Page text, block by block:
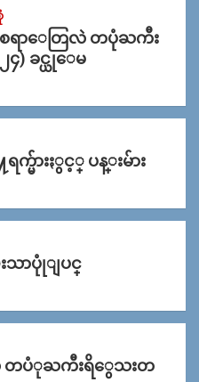
စရာေတြလဲ တပုံႀကီး
) ခင္ယုေမ
က္မ်ားႏွင့္ ပန္းမ်ား
သာပုုံျပင္
တပံုႀကီးရိွေသးတ